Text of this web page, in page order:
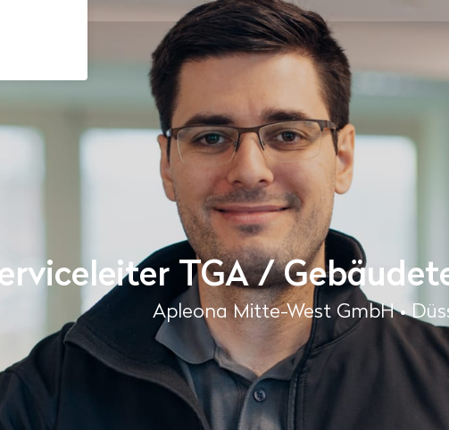
TGA /
Apleona Mitte-West GmbH •